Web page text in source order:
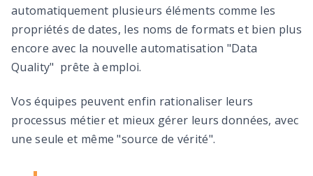
automatiquement plusieurs éléments comme les
propriétés de dates, les noms de formats et bien plus
encore avec la nouvelle automatisation "Data
Quality" prête à emploi.
Vos équipes peuvent enfin rationaliser leurs
processus métier et mieux gérer leurs données, avec
une seule et même "source de vérité".